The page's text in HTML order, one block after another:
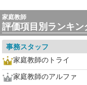
家庭教師
評価項目別ランキン
事務スタッフ
家庭教師のトライ
家庭教師のアルファ